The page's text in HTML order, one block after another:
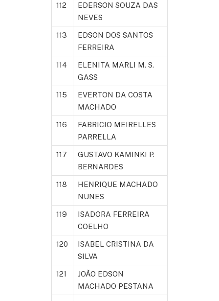
112
EDERSON SOUZA DAS
NEVES
113
EDSON DOS SANTOS
FERREIRA
114
ELENITA MARLI M. S.
GASS
115
EVERTON DA COSTA
MACHADO
116
FABRICIO MEIRELLES
PARRELLA
117
GUSTAVO KAMINKI P.
BERNARDES
118
HENRIQUE MACHADO
NUNES
119
ISADORA FERREIRA
COELHO
120
ISABEL CRISTINA DA
SILVA
121
JOÃO EDSON
MACHADO PESTANA